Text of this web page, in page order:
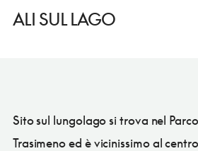
ALI SUL LAGO
Sito sul lungolago si trova nel
Trasimeno ed è vicinissimo al